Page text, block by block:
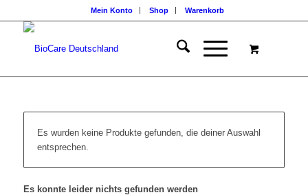
Mein Konto Shop Warenkorb
Es wurden keine Produkte gefunden, die deiner Auswahl
entsprechen.
Es konnte leider nichts gefunden werden